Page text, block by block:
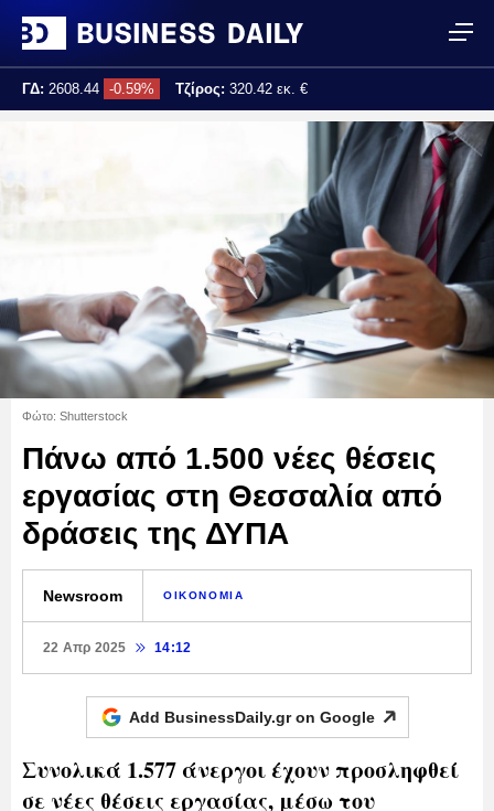
ΓΔ: 2608.44 -0.59% Τζίρος: 320.42 εκ. €
Φώτο: Shutterstock
Πάνω από 1.500 νέες θέσεις
εργασίας στη Θεσσαλία από
δράσεις της ΔΥΠΑ
Newsroom ΟΙΚΟΝΟΜΙΑ
22 Απρ 2025 14:12
Add BusinessDaily.gr on Google
Συνολικά 1.577 άνεργοι έχουν προσληφθεί
σε νέες θέσεις εργασίας, μέσω του